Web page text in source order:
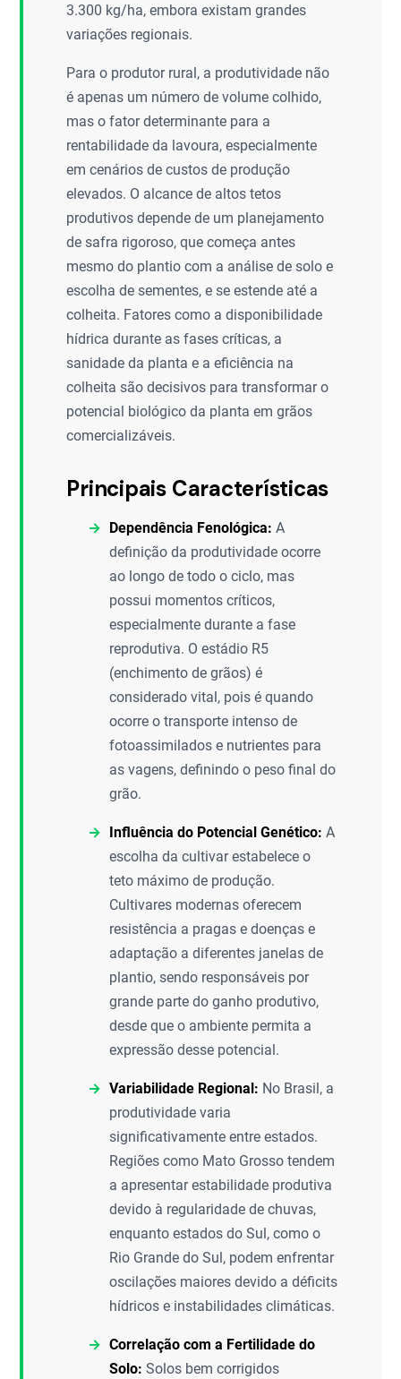
3.300 kg/ha, embora existam grandes
variações regionais.
Para o produtor rural, a produtividade não
é apenas um número de volume colhido,
mas o fator determinante para a
rentabilidade da lavoura, especialmente
em cenários de custos de produção
elevados. O alcance de altos tetos
produtivos depende de um planejamento
de safra rigoroso, que começa antes
mesmo do plantio com a análise de solo e
escolha de sementes, e se estende até a
colheita. Fatores como a disponibilidade
hídrica durante as fases críticas, a
sanidade da planta e a eficiência na
colheita são decisivos para transformar o
potencial biológico da planta em grãos
comercializáveis.
Principais Características
Dependência Fenológica: A
definição da produtividade ocorre
ao longo de todo o ciclo, mas
possui momentos críticos,
especialmente durante a fase
reprodutiva. O estádio R5
(enchimento de grãos) é
considerado vital, pois é quando
ocorre o transporte intenso de
fotoassimilados e nutrientes para
as vagens, definindo o peso final do
grão.
Influência do Potencial Genético: A
escolha da cultivar estabelece o
teto máximo de produção.
Cultivares modernas oferecem
resistência a pragas e doenças e
adaptação a diferentes janelas de
plantio, sendo responsáveis por
grande parte do ganho produtivo,
desde que o ambiente permita a
expressão desse potencial.
Variabilidade Regional: No Brasil, a
produtividade varia
significativamente entre estados.
Regiões como Mato Grosso tendem
a apresentar estabilidade produtiva
devido à regularidade de chuvas,
enquanto estados do Sul, como o
Rio Grande do Sul, podem enfrentar
oscilações maiores devido a déficits
hídricos e instabilidades climáticas.
Correlação com a Fertilidade do
Solo: Solos bem corrigidos